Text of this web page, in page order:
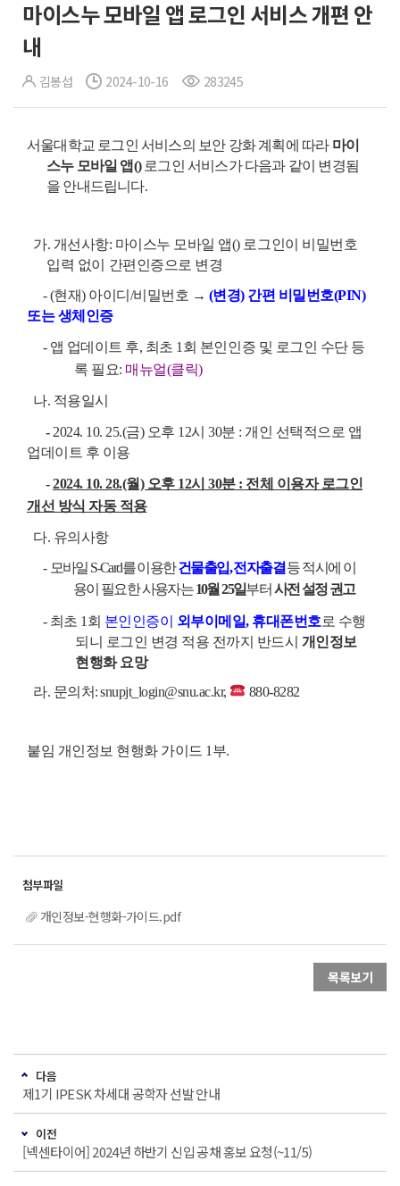
마이스누 모바일 앱 로그인 서비스 개편 안
내
김봉섭 2024-10-16 283245
서울대학교 로그인 서비스의 보안 강화 계획에 따라 마이
스누 모바일 앱()로그인 서비스가 다음과 같이 변경됨
을 안내드립니다.
가. 개선사항: 마이스누 모바일 앱() 로그인이 비밀번호
입력 없이 간편인증으로 변경
- (현재) 아이디/비밀번호 → (변경) 간편 비밀번호(PIN)
또는 생체인증
- 앱 업데이트 후, 최초 1회 본인인증 및 로그인 수단 등
록 필요: 매뉴얼(클릭)
나. 적용일시
- 2024. 10. 25.(금) 오후 12시 30분 : 개인 선택적으로 앱
업데이트 후 이용
-2024. 10. 28.(월) 오후 12시 30분 : 전체 이용자 로그인
개선 방식 자동 적용
다. 유의사항
- 모바일 S-Card를 이용한건물출입, 전자출결 등 적시에 이
용이 필요한 사용자는10월 25일부터 사전 설정 권고
- 최초 1회 본인인증이 외부이메일, 휴대폰번호 로 수행
되니 로그인 변경 적용 전까지 반드시 개인정보
현행화 요망
라. 문의처:snupjt_login@snu.ac.kr, 880-8282
붙임 개인정보 현행화 가이드 1부.
개인정보-현행화-가이드.pdf
목록보기
다음
제1기 IPESK 차세대 공학자 선발 안내
이전
[넥센타이어] 2024년 하반기 신입 공채 홍보 요청(~11/5)